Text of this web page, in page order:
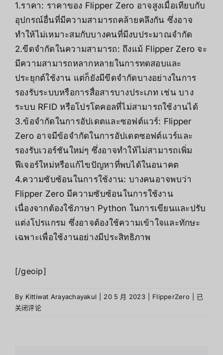
1.ราคา: ราคาของ Flipper Zero อาจสูงเมื่อเทียบกับ
อุปกรณ์อื่นที่มีความสามารถคล้ายคลึงกัน ซึ่งอาจ
ทำให้ไม่เหมาะสมกับบางคนที่มีงบประมาณจำกัด
2.ขีดจำกัดในความสามารถ: ถึงแม้ Flipper Zero จะ
มีความสามารถหลากหลายในการทดสอบและ
ประยุกต์ใช้งาน แต่ก็ยังมีขีดจำกัดบางอย่างในการ
รองรับระบบหรือการสื่อสารบางประเภท เช่น บาง
ระบบ RFID หรือโปรโตคอลที่ไม่สามารถใช้งานได้
3.ข้อจำกัดในการอัปเดตและซอฟต์แวร์: Flipper
Zero อาจมีข้อจำกัดในการอัปเดตซอฟต์แวร์และ
รองรับเวอร์ชันใหม่ๆ ซึ่งอาจทำให้ไม่สามารถเพิ่ม
ฟีเจอร์ใหม่หรือแก้ไขปัญหาที่พบได้ในอนาคต
4.ความซับซ้อนในการใช้งาน: บางคนอาจพบว่า
Flipper Zero มีความซับซ้อนในการใช้งาน
เนื่องจากต้องใช้ภาษา Python ในการเขียนและปรับ
แต่งโปรแกรม ซึ่งอาจต้องใช้ความเข้าใจและทักษะ
เฉพาะเพื่อใช้งานอย่างมีประสิทธิภาพ
[/geoip]
By Kittiwat Arayachayakul 20 5 月 2023 FlipperZero
ข้อดี
已
关闭评论